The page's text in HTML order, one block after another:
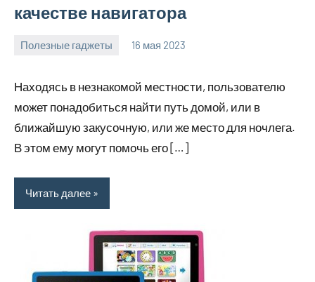
качестве навигатора
Полезные гаджеты 16 мая 2023
Находясь в незнакомой местности, пользователю
может понадобиться найти путь домой, или в
ближайшую закусочную, или же место для ночлега.
В этом ему могут помочь его […]
Читать далее